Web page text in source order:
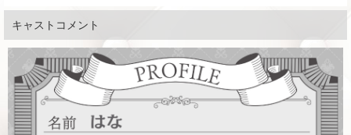
キャストコメント